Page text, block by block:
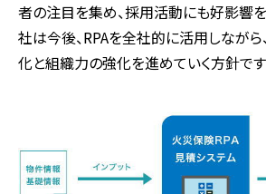
者の注目を集め、採用活動にも好影響を
社は今後、RPAを全社的に活用しながら
化と組織力の強化を進めていく方針です